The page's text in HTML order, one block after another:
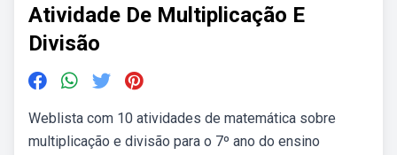
Atividade De Multiplicação E
Divisão
Weblista com 10 atividades de matemática sobre
multiplicação e divisão para o 7º ano do ensino